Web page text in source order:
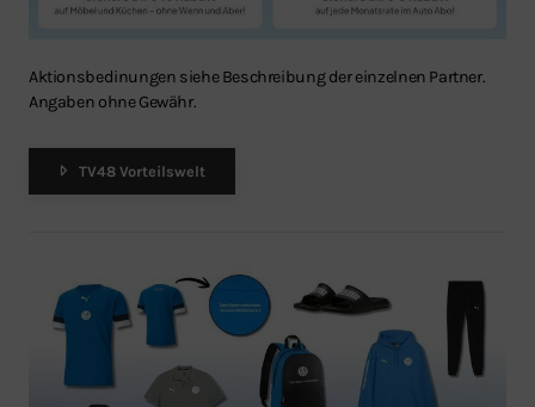
Aktionsbedinungen siehe Beschreibung der einzelnen Partner.
Angaben ohne Gewähr.
TV48 Vorteilswelt